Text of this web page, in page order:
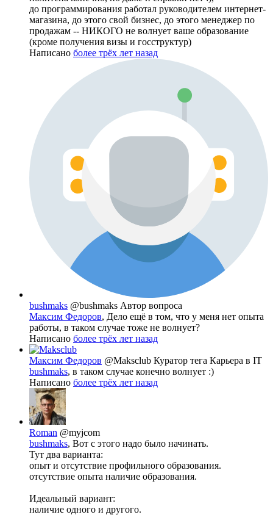
до программирования работал руководителем интернет-
магазина, до этого свой бизнес, до этого менеджер по
продажам -- НИКОГО не волнует ваше образование
(кроме получения визы и госструктур)
Написано более трёх лет назад
bushmaks @bushmaks Автор вопроса
Максим Федоров, Дело ещё в том, что у меня нет опыта
работы, в таком случае тоже не волнует?
Написано более трёх лет назад
Максим Федоров @Maksclub Куратор тега Карьера в IT
bushmaks, в таком случае конечно волнует :)
Написано более трёх лет назад
Roman @myjcom
bushmaks, Вот с этого надо было начинать.
Тут два варианта:
опыт и отсутствие профильного образования.
отсутствие опыта наличие образования.
Идеальный вариант:
наличие одного и другого.